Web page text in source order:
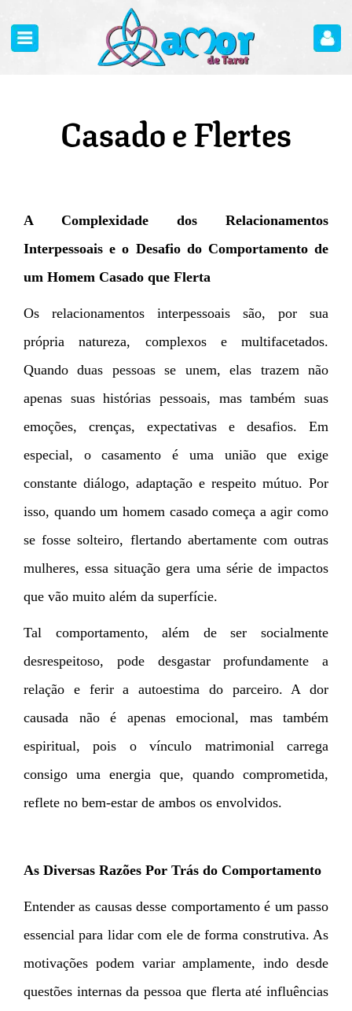
Casado e Flertes
A Complexidade dos Relacionamentos
Interpessoais e o Desafio do Comportamento de
um Homem Casado que Flerta
Os relacionamentos interpessoais são, por sua
própria natureza, complexos e multifacetados.
Quando duas pessoas se unem, elas trazem não
apenas suas histórias pessoais, mas também suas
emoções, crenças, expectativas e desafios. Em
especial, o casamento é uma união que exige
constante diálogo, adaptação e respeito mútuo. Por
isso, quando um homem casado começa a agir como
se fosse solteiro, flertando abertamente com outras
mulheres, essa situação gera uma série de impactos
que vão muito além da superfície.
Tal comportamento, além de ser socialmente
desrespeitoso, pode desgastar profundamente a
relação e ferir a autoestima do parceiro. A dor
causada não é apenas emocional, mas também
espiritual, pois o vínculo matrimonial carrega
consigo uma energia que, quando comprometida,
reflete no bem-estar de ambos os envolvidos.
As Diversas Razões Por Trás do Comportamento
Entender as causas desse comportamento é um passo
essencial para lidar com ele de forma construtiva. As
motivações podem variar amplamente, indo desde
questões internas da pessoa que flerta até influências